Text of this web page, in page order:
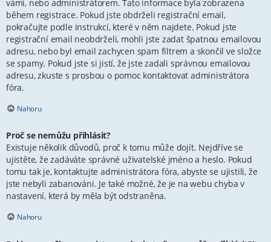
vámi, nebo administrátorem. Tato informace byla zobrazena
během registrace. Pokud jste obdrželi registrační email,
pokračujte podle instrukcí, které v něm najdete. Pokud jste
registrační email neobdrželi, mohli jste zadat špatnou emailovou
adresu, nebo byl email zachycen spam filtrem a skončil ve složce
se spamy. Pokud jste si jistí, že jste zadali správnou emailovou
adresu, zkuste s prosbou o pomoc kontaktovat administrátora
fóra.
Nahoru
Proč se nemůžu přihlásit?
Existuje několik důvodů, proč k tomu může dojít. Nejdříve se
ujistěte, že zadáváte správné uživatelské jméno a heslo. Pokud
tomu tak je, kontaktujte administrátora fóra, abyste se ujistili, že
jste nebyli zabanováni. Je také možné, že je na webu chyba v
nastavení, která by měla být odstraněna.
Nahoru